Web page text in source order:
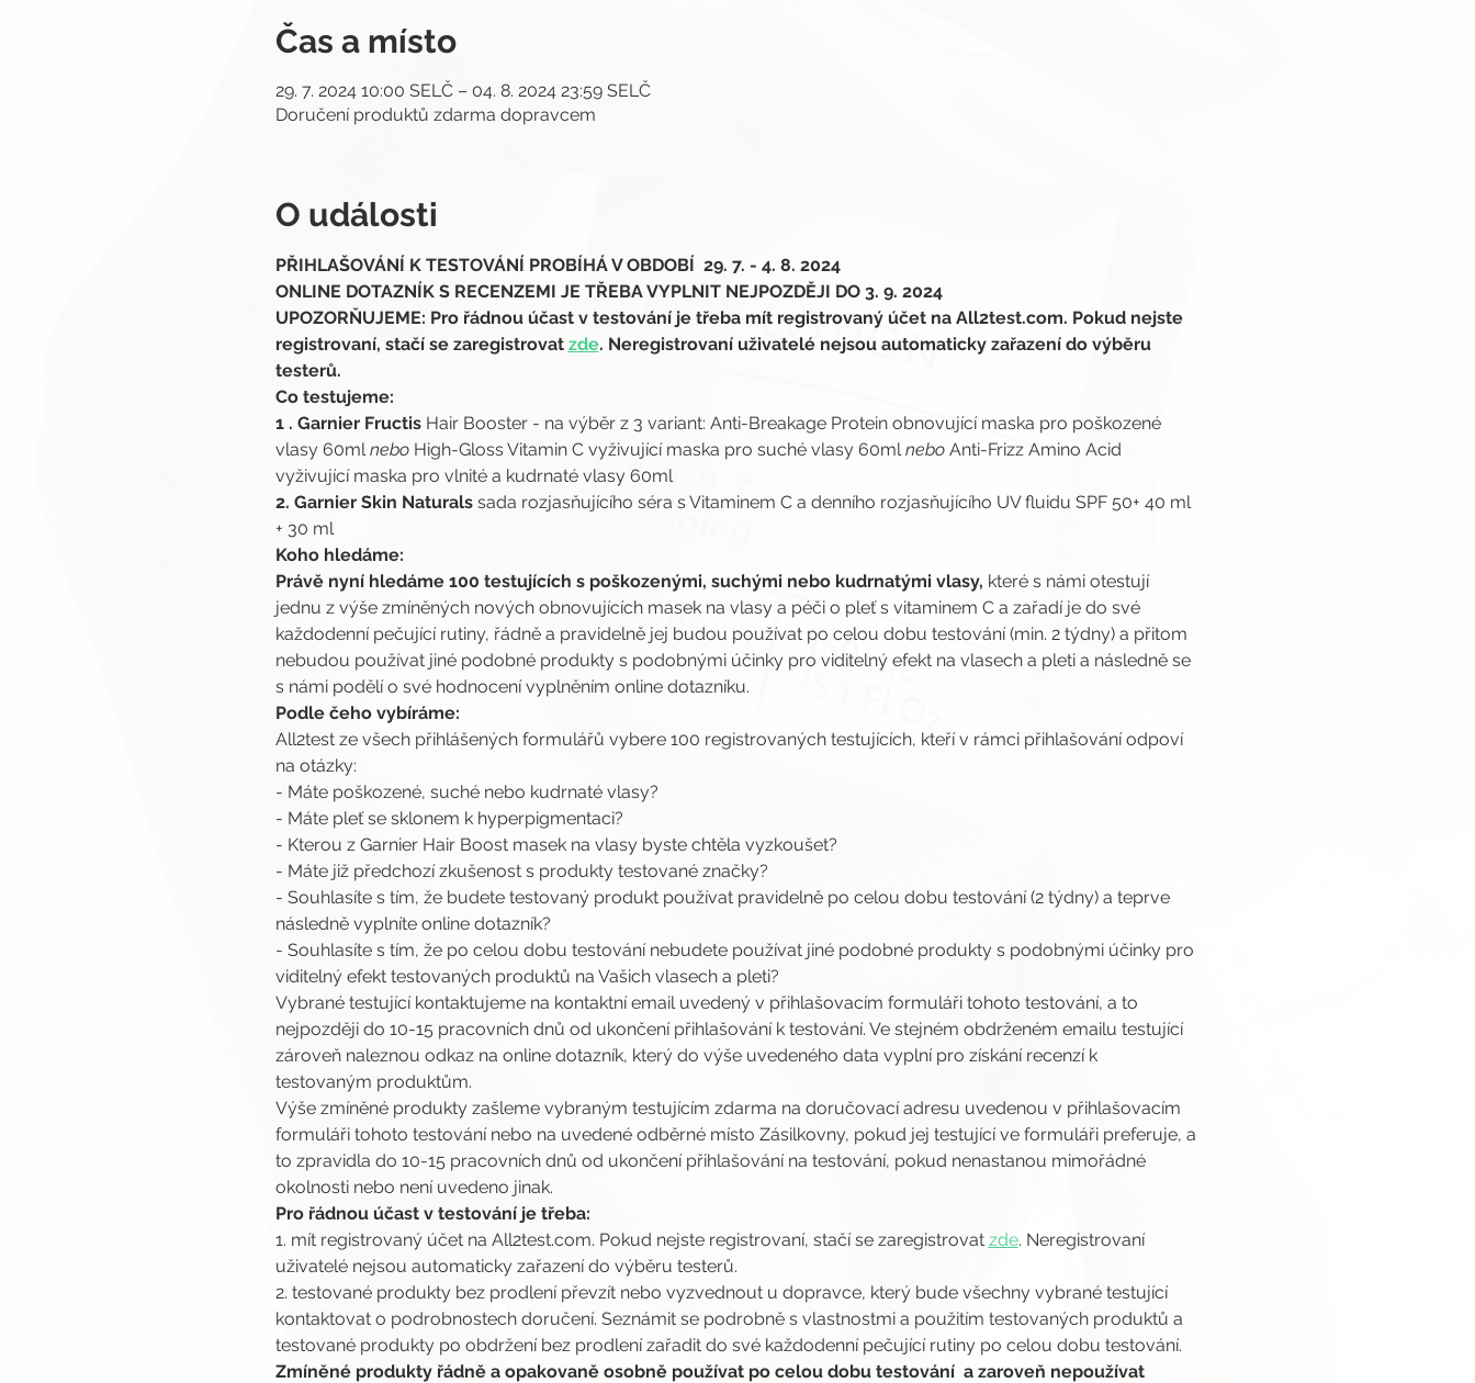
Čas a místo
29. 7. 2024 10:00 SELČ – 04. 8. 2024 23:59 SELČ
Doručení produktů zdarma dopravcem
O události
PŘIHLAŠOVÁNÍ K TESTOVÁNÍ PROBÍHÁ V OBDOBÍ  29. 7. - 4. 8. 2024
ONLINE DOTAZNÍK S RECENZEMI JE TŘEBA VYPLNIT NEJPOZDĚJI DO 3. 9. 2024
UPOZORŇUJEME: Pro řádnou účast v testování je třeba mít registrovaný účet na All2test.com. Pokud nejste
registrovaní, stačí se zaregistrovat zde. Neregistrovaní uživatelé nejsou automaticky zařazení do výběru
testerů.
Co testujeme:
1 . Garnier Fructis Hair Booster - na výběr z 3 variant: Anti-Breakage Protein obnovující maska pro poškozené
vlasy 60ml nebo High-Gloss Vitamin C vyživující maska pro suché vlasy 60ml nebo Anti-Frizz Amino Acid
vyživující maska pro vlnité a kudrnaté vlasy 60ml
2. Garnier Skin Naturals sada rozjasňujícího séra s Vitaminem C a denního rozjasňujícího UV fluidu SPF 50+ 40 ml
+ 30 ml
Koho hledáme:
Právě nyní hledáme 100 testujících s poškozenými, suchými nebo kudrnatými vlasy, které s námi otestují
jednu z výše zmíněných nových obnovujících masek na vlasy a péči o pleť s vitaminem C a zařadí je do své
každodenní pečující rutiny, řádně a pravidelně jej budou používat po celou dobu testování (min. 2 týdny) a přitom
nebudou používat jiné podobné produkty s podobnými účinky pro viditelný efekt na vlasech a pleti a následně se
s námi podělí o své hodnocení vyplněním online dotazníku.
Podle čeho vybíráme:
All2test ze všech přihlášených formulářů vybere 100 registrovaných testujících, kteří v rámci přihlašování odpoví
na otázky:
- Máte poškozené, suché nebo kudrnaté vlasy?
- Máte pleť se sklonem k hyperpigmentaci?
- Kterou z Garnier Hair Boost masek na vlasy byste chtěla vyzkoušet?
- Máte již předchozí zkušenost s produkty testované značky?
- Souhlasíte s tím, že budete testovaný produkt používat pravidelně po celou dobu testování (2 týdny) a teprve
následně vyplníte online dotazník?
- Souhlasíte s tím, že po celou dobu testování nebudete používat jiné podobné produkty s podobnými účinky pro
viditelný efekt testovaných produktů na Vašich vlasech a pleti?
Vybrané testující kontaktujeme na kontaktní email uvedený v přihlašovacím formuláři tohoto testování, a to
nejpozději do 10-15 pracovních dnů od ukončení přihlašování k testování. Ve stejném obdrženém emailu testující
zároveň naleznou odkaz na online dotazník, který do výše uvedeného data vyplní pro získání recenzí k
testovaným produktům.
Výše zmíněné produkty zašleme vybraným testujícím zdarma na doručovací adresu uvedenou v přihlašovacím
formuláři tohoto testování nebo na uvedené odběrné místo Zásilkovny, pokud jej testující ve formuláři preferuje, a
to zpravidla do 10-15 pracovních dnů od ukončení přihlašování na testování, pokud nenastanou mimořádné
okolnosti nebo není uvedeno jinak.
Pro řádnou účast v testování je třeba:
1. mít registrovaný účet na All2test.com. Pokud nejste registrovaní, stačí se zaregistrovat zde. Neregistrovaní
uživatelé nejsou automaticky zařazení do výběru testerů.
2. testované produkty bez prodlení převzít nebo vyzvednout u dopravce, který bude všechny vybrané testující
kontaktovat o podrobnostech doručení. Seznámit se podrobně s vlastnostmi a použitím testovaných produktů a
testované produkty po obdržení bez prodlení zařadit do své každodenní pečující rutiny po celou dobu testování.
Zmíněné produkty řádně a opakovaně osobně používat po celou dobu testování  a zaroveň nepoužívat